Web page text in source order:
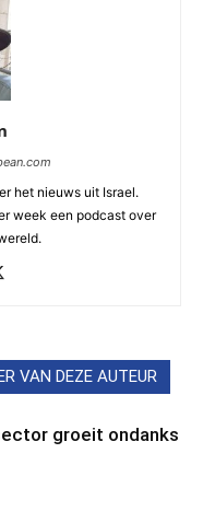
het nieuws uit Israel.
week een podcast over
VAN DEZE AUTEUR
groeit ondanks